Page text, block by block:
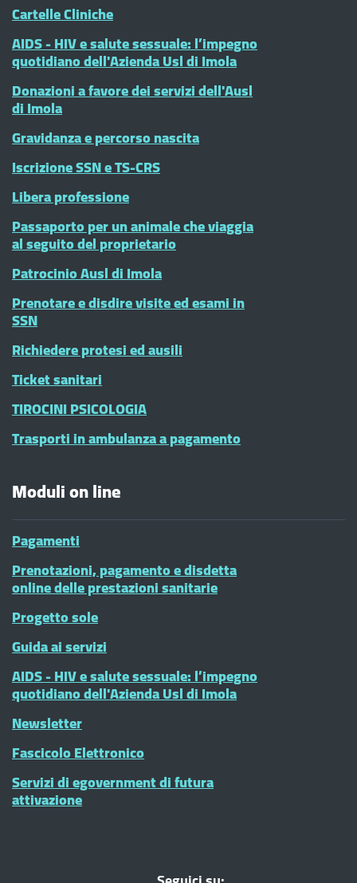
Cartelle Cliniche
AIDS - HIV e salute sessuale: l’impegno
quotidiano dell'Azienda Usl di Imola
Donazioni a favore dei servizi dell'Ausl
di Imola
Gravidanza e percorso nascita
Iscrizione SSN e TS-CRS
Libera professione
Passaporto per un animale che viaggia
al seguito del proprietario
Patrocinio Ausl di Imola
Prenotare e disdire visite ed esami in
SSN
Richiedere protesi ed ausili
Ticket sanitari
TIROCINI PSICOLOGIA
Trasporti in ambulanza a pagamento
Moduli on line
Pagamenti
Prenotazioni, pagamento e disdetta
online delle prestazioni sanitarie
Progetto sole
Guida ai servizi
AIDS - HIV e salute sessuale: l’impegno
quotidiano dell'Azienda Usl di Imola
Newsletter
Fascicolo Elettronico
Servizi di egovernment di futura
attivazione